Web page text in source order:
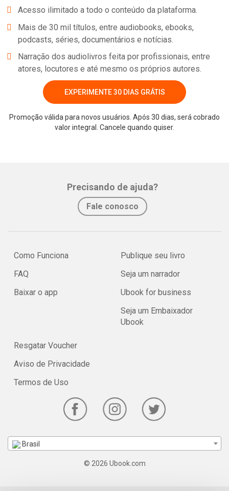
Acesso ilimitado a todo o conteúdo da plataforma.
Mais de 30 mil títulos, entre audiobooks, ebooks,
podcasts, séries, documentários e notícias.
Narração dos audiolivros feita por profissionais, entre
atores, locutores e até mesmo os próprios autores.
EXPERIMENTE 30 DIAS GRÁTIS
Promoção válida para novos usuários. Após 30 dias, será cobrado
valor integral. Cancele quando quiser.
Precisando de ajuda?
Fale conosco
Como Funciona
FAQ
Baixar o app
Publique seu livro
Seja um narrador
Ubook for business
Seja um Embaixador
Ubook
Resgatar Voucher
Aviso de Privacidade
Termos de Uso
Brasil
© 2026 Ubook.com